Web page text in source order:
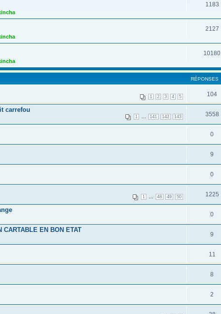
1183
2127
10180
RÉPONSES
1 2 3 4 5 104
carrefou
1 141 142 143 3558
0
9
0
1 48 49 50 1225
0
CARTABLE EN BON ETAT
9
11
8
2